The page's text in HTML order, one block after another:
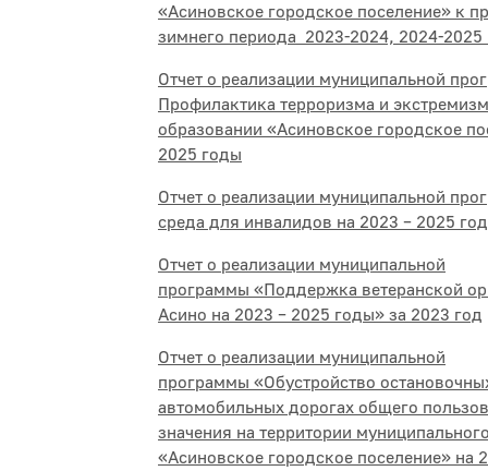
«Асиновское городское поселение» к
зимнего периода 2023-2024, 2024-2025
Отчет о реализации муниципальной
Профилактика терроризма и
образовании «Асиновское городское
2025 годы
Отчет о реализации муниципальной
среда для инвалидов на 2023 – 2025
Отчет о реализации муниципальной
программы «Поддержка ветеранской
Асино на 2023 – 2025 годы» за 2023 год
Отчет о реализации муниципальной
программы «Обустройство
автомобильных дорогах общего
значения на территории
«Асиновское городское поселение» на